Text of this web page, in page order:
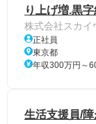
り上げ増.黒
株式会社スカイ
正社員
東京都
年収300万円～
生活支援員/